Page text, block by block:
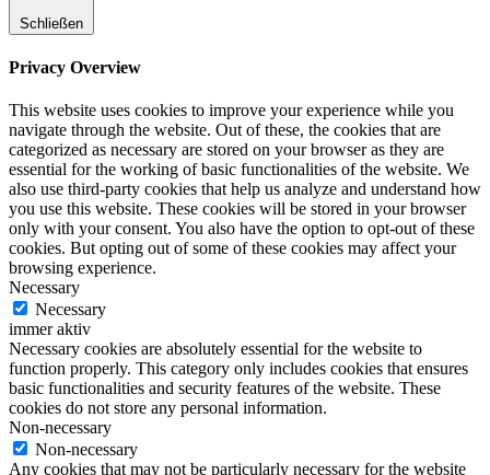
Schließen
Privacy Overview
This website uses cookies to improve your experience while you
navigate through the website. Out of these, the cookies that are
categorized as necessary are stored on your browser as they are
essential for the working of basic functionalities of the website. We
also use third-party cookies that help us analyze and understand how
you use this website. These cookies will be stored in your browser
only with your consent. You also have the option to opt-out of these
cookies. But opting out of some of these cookies may affect your
browsing experience.
Necessary
Necessary
immer aktiv
Necessary cookies are absolutely essential for the website to
function properly. This category only includes cookies that ensures
basic functionalities and security features of the website. These
cookies do not store any personal information.
Non-necessary
Non-necessary
Any cookies that may not be particularly necessary for the website